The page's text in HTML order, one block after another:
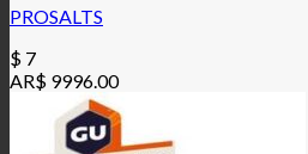
PROSALTS
$ 7
AR$ 9996.00